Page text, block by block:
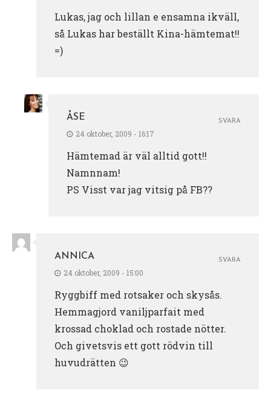
Lukas, jag och lillan e ensamna ikväll,
så Lukas har beställt Kina-hämtemat!!
=)
ÅSE
24 oktober, 2009 - 16:17
Hämtemad är väl alltid gott!!
Namnnam!
PS Visst var jag vitsig på FB??
SVARA
ANNICA
24 oktober, 2009 - 15:00
Ryggbiff med rotsaker och skysås.
Hemmagjord vaniljparfait med
krossad choklad och rostade nötter.
Och givetsvis ett gott rödvin till
huvudrätten 😉
SVARA